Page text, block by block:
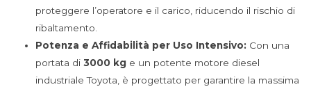
proteggere l’operatore e il carico, riducendo il rischio di
ribaltamento.
Potenza e Affidabilità per Uso Intensivo: Con una
portata di3000 kg e un potente motore diesel
industriale Toyota, è progettato per garantire la massima